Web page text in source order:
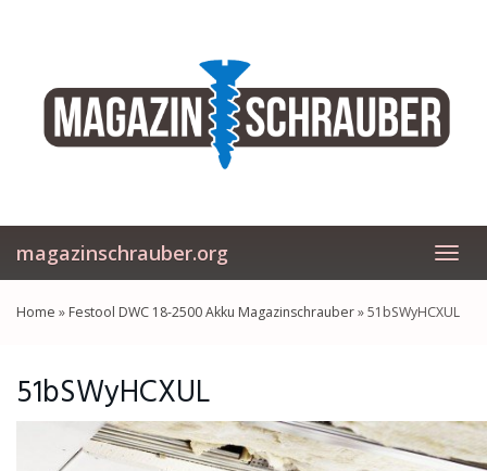
magazinschrauber.org
Home » Festool DWC 18-2500 Akku Magazinschrauber»51bSWyHCXUL
51bSWyHCXUL